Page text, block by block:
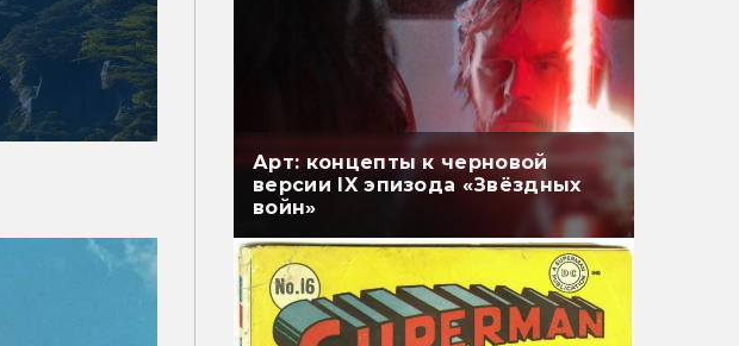
Арт: концепты к черновой
версии IX эпизода «Звёздных
войн»